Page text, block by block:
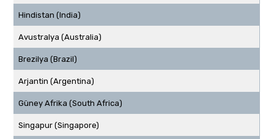
Hindistan (India)
Avustralya (Australia)
Brezilya (Brazil)
Arjantin (Argentina)
Güney Afrika (South Africa)
Singapur (Singapore)